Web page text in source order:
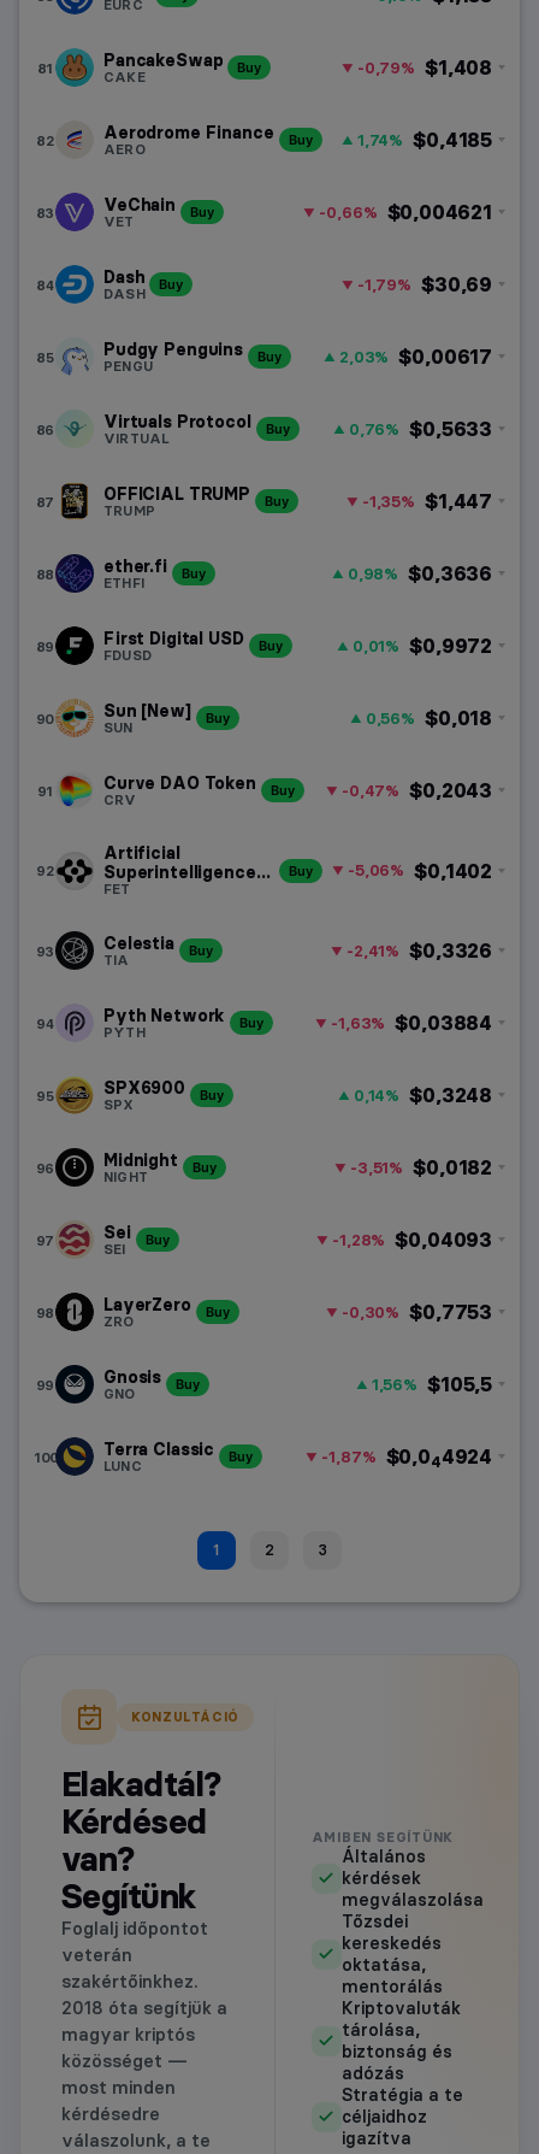
EURC
81 PancakeSwap
CAKE
Buy $1,408
-0,79%
82 Aerodrome Finance
AERO
Buy $0,4185
1,74%
83 VeChain
VET
Buy $0,004621
-0,66%
84 Dash
DASH
Buy $30,69
-1,79%
85 Pudgy Penguins
PENGU
Buy $0,00617
2,03%
86 Virtuals Protocol
VIRTUAL
Buy $0,5633
0,76%
87 OFFICIAL TRUMP
TRUMP
Buy $1,447
-1,35%
88 ether.fi
ETHFI
Buy $0,3636
0,98%
89 First Digital USD
FDUSD
Buy $0,9972
0,01%
90 Sun [New]
SUN
Buy $0,018
0,56%
91 Curve DAO Token
CRV
Buy $0,2043
-0,47%
92
Artificial
Superintelligence
Alliance
FET
Buy $0,1402
-5,06%
93 Celestia
TIA
Buy $0,3326
-2,41%
94 Pyth Network
PYTH
Buy $0,03884
-1,63%
95 SPX6900
SPX
Buy $0,3248
0,14%
96 Midnight
NIGHT
Buy $0,0182
-3,51%
97 Sei
SEI
Buy $0,04093
-1,28%
98 LayerZero
ZRO
Buy $0,7753
-0,30%
99 Gnosis
GNO
Buy $105,5
1,56%
100 Terra Classic
LUNC
Buy $0,044924
-1,87%
1 2 3
KONZULTÁCIÓ
Elakadtál?
Kérdésed
van?
Segítünk
Foglalj időpontot
veterán
szakértőinkhez.
2018 óta segítjük a
magyar kriptós
közösséget —
most minden
kérdésedre
válaszolunk, a te
AMIBEN SEGÍTÜNK
Általános
kérdések
megválaszolása
Tőzsdei
kereskedés
oktatása,
mentorálás
Kriptovaluták
tárolása,
biztonság és
adózás
Stratégia a te
céljaidhoz
igazítva